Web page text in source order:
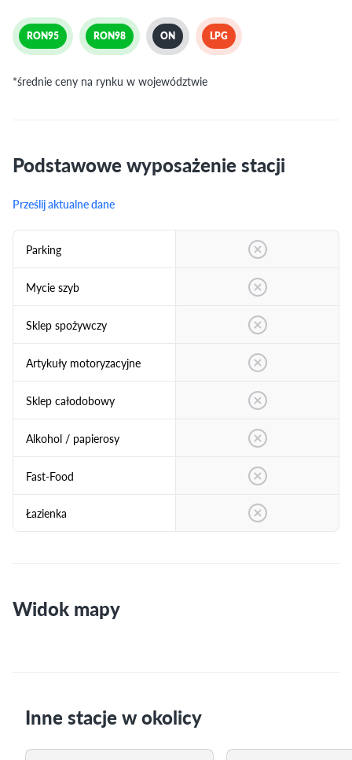
RON95 RON98 ON LPG
*średnie ceny na rynku w województwie
Podstawowe wyposażenie stacji
Prześlij aktualne dane
Parking
Mycie szyb
Sklep spożywczy
Artykuły motoryzacyjne
Sklep całodobowy
Alkohol / papierosy
Fast-Food
Łazienka
Widok mapy
Inne stacje w okolicy